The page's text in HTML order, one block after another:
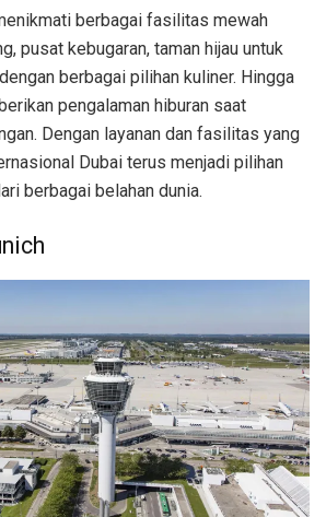
berbagai fasilitas mewah
pusat kebugaran, taman hijau untuk
berbagai pilihan kuliner. Hingga
pengalaman hiburan saat
Dengan layanan dan fasilitas yang
Dubai terus menjadi pilihan
berbagai belahan dunia.